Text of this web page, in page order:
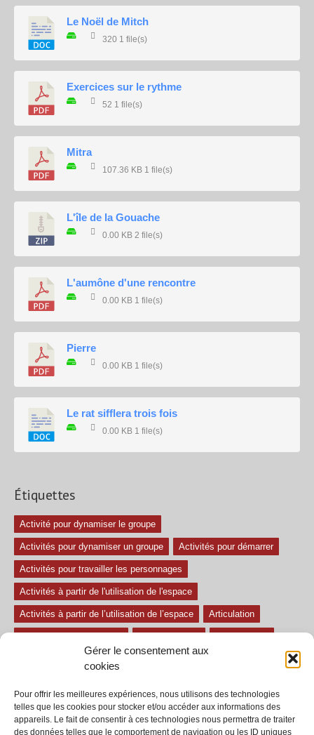
Gérer le consentement aux
cookies
Pour offrir les meilleures expériences, nous utilisons des technologies
telles que les cookies pour stocker et/ou accéder aux informations des
appareils. Le fait de consentir à ces technologies nous permettra de traiter
des données telles que le comportement de navigation ou les ID uniques
Le Noël de Mitch
320 1 file(s)
Exercices sur le rythme
52 1 file(s)
Mitra
107.36 KB 1 file(s)
L'île de la Gouache
0.00 KB 2 file(s)
L'aumône d'une rencontre
0.00 KB 1 file(s)
Pierre
0.00 KB 1 file(s)
Le rat sifflera trois fois
0.00 KB 1 file(s)
Étiquettes
Activité pour dynamiser le groupe
Activités pour dynamiser un groupe Activités pour démarrer
Activités pour travailler les personnages
Activités à partir de l'utilisation de l'espace
Activités à partir de l’utilisation de l’espace Articulation
Exercices difficiles
Le regard et la voix Pièce pour enfant Sans paroles
Secondaire séances tous les exercices